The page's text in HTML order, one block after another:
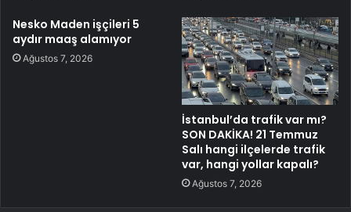
Nesko Maden işçileri 5
aydır maaş alamıyor
Ağustos 7, 2026
İstanbul’da trafik var mı?
SON DAKİKA! 21 Temmuz
Salı hangi ilçelerde trafik
var, hangi yollar kapalı?
Ağustos 7, 2026